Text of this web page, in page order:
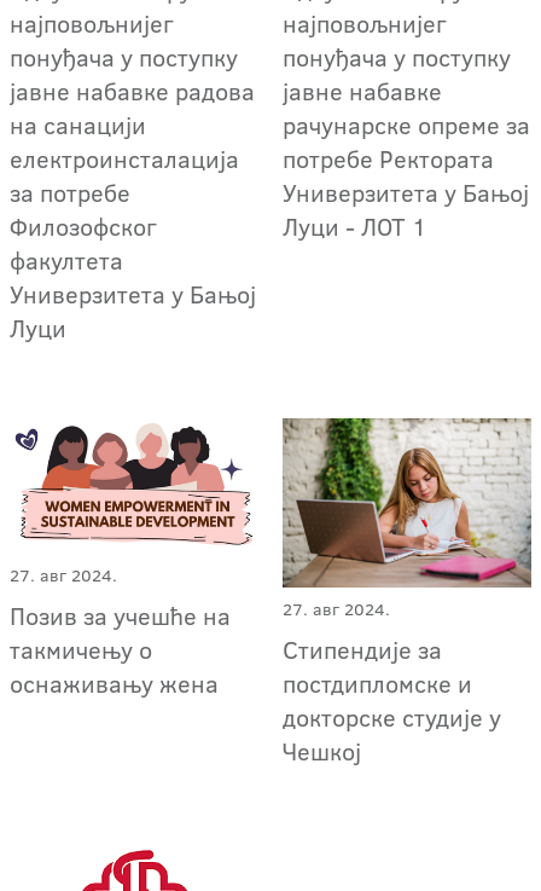
најповољнијег
понуђача у поступку
јавне набавке радова
на санацији
електроинсталација
за потребе
Филозофског
факултета
Универзитета у Бањој
Луци
најповољнијег
понуђача у поступку
јавне набавке
рачунарске опреме за
потребе Ректората
Универзитета у Бањој
Луци - ЛОТ 1
27. авг 2024.
Позив за учешће на
такмичењу о
оснаживању жена
27. авг 2024.
Стипендије за
постдипломске и
докторске студије у
Чешкој